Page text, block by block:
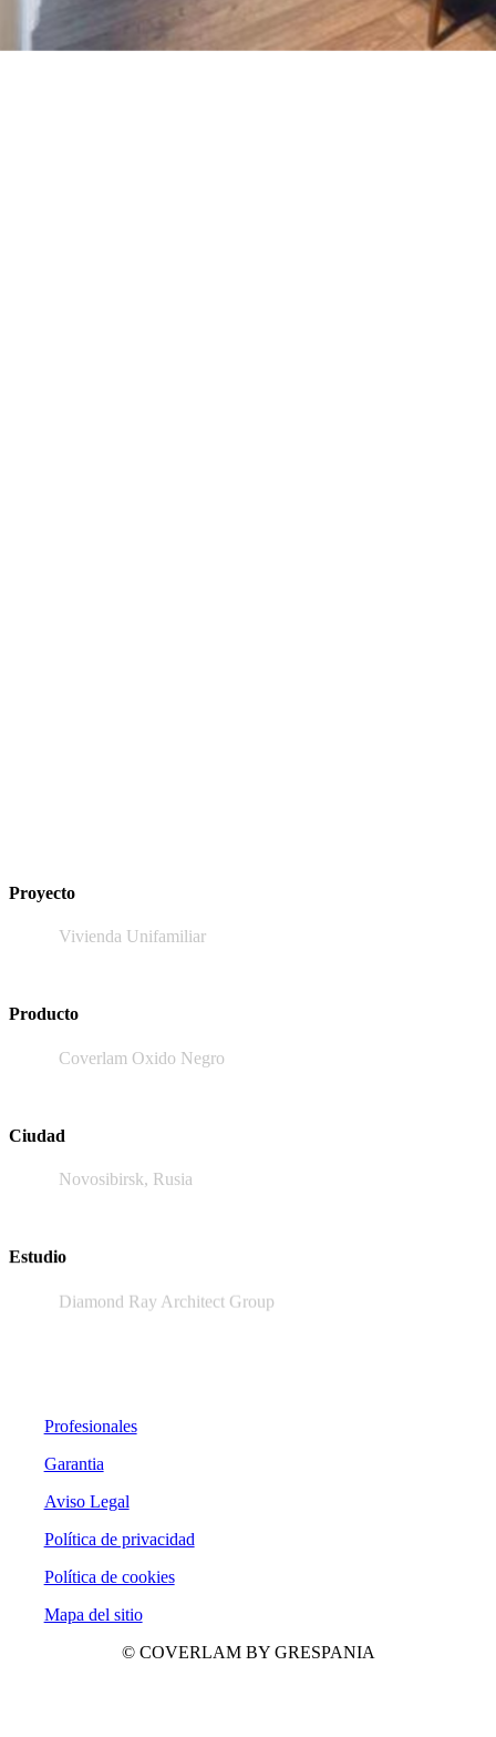
Proyecto
Vivienda Unifamiliar
Producto
Coverlam Oxido Negro
Ciudad
Novosibirsk, Rusia
Estudio
Diamond Ray Architect Group
Profesionales
Garantia
Aviso Legal
Política de privacidad
Política de cookies
Mapa del sitio
© COVERLAM BY GRESPANIA